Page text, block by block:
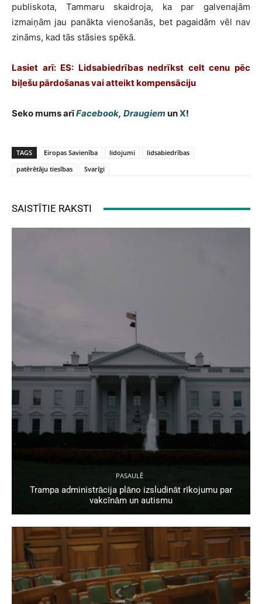
publiskota, Tammaru skaidroja, ka par galvenajām
izmaiņām jau panākta vienošanās, bet pagaidām vēl nav
zināms, kad tās stāsies spēkā.
Lasiet arī: ES: Lidsabiedrības nedrīkst celt cenu pēc
biļešu pārdošanas vai atteikt kompensāciju
Seko mums arīFacebook, Draugiem unX!
TAGS Eiropas Savienība lidojumi
lidsabiedrības
patērētāju tiesības
Svarīgi
SAISTĪTIE RAKSTI
PASAULĒ
Trampa administrācija plāno izsludināt rīkojumu par
vakcīnām un autismu